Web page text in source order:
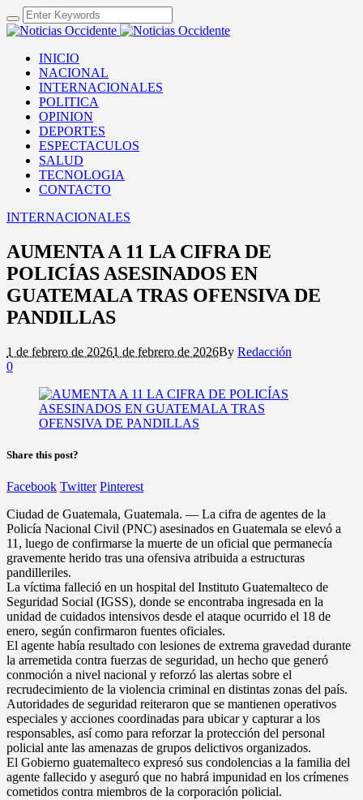
INICIO
NACIONAL
INTERNACIONALES
POLITICA
OPINION
DEPORTES
ESPECTACULOS
SALUD
TECNOLOGIA
CONTACTO
INTERNACIONALES
AUMENTA A 11 LA CIFRA DE
POLICÍAS ASESINADOS EN
GUATEMALA TRAS OFENSIVA DE
PANDILLAS
1 de febrero de 20261 de febrero de 2026By Redacción
0
Share this post?
Facebook Twitter Pinterest
Ciudad de Guatemala, Guatemala. — La cifra de agentes de la
Policía Nacional Civil (PNC) asesinados en Guatemala se elevó a
11, luego de confirmarse la muerte de un oficial que permanecía
gravemente herido tras una ofensiva atribuida a estructuras
pandilleriles.
La víctima falleció en un hospital del Instituto Guatemalteco de
Seguridad Social (IGSS), donde se encontraba ingresada en la
unidad de cuidados intensivos desde el ataque ocurrido el 18 de
enero, según confirmaron fuentes oficiales.
El agente había resultado con lesiones de extrema gravedad durante
la arremetida contra fuerzas de seguridad, un hecho que generó
conmoción a nivel nacional y reforzó las alertas sobre el
recrudecimiento de la violencia criminal en distintas zonas del país.
Autoridades de seguridad reiteraron que se mantienen operativos
especiales y acciones coordinadas para ubicar y capturar a los
responsables, así como para reforzar la protección del personal
policial ante las amenazas de grupos delictivos organizados.
El Gobierno guatemalteco expresó sus condolencias a la familia del
agente fallecido y aseguró que no habrá impunidad en los crímenes
cometidos contra miembros de la corporación policial.